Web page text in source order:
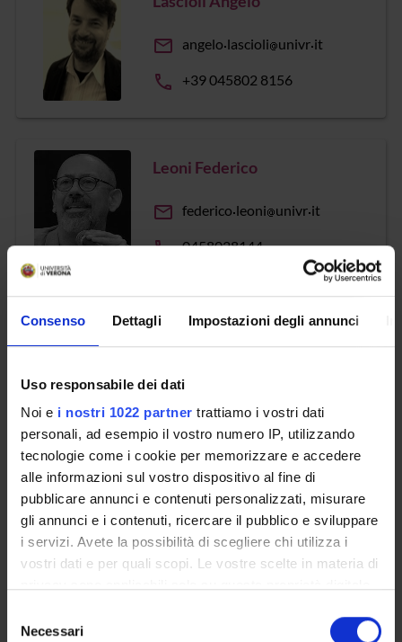
Consenso Dettagli Impostazioni degli annunci
Uso responsabile dei dati
Noi e i nostri 1022 partner trattiamo i vostri dati
personali, ad esempio il vostro numero IP, utilizzando
tecnologie come i cookie per memorizzare e accedere
alle informazioni sul vostro dispositivo al fine di
pubblicare annunci e contenuti personalizzati, misurare
gli annunci e i contenuti, ricercare il pubblico e sviluppare
i servizi. Avete la possibilità di scegliere chi utilizza i
vostri dati e per quali scopi. Le vostre scelte in materia di
modificare o revocare il proprio consenso in qualsiasi
delNecessari
email angelo lascioli univr it
phone +39 045802 8156
Leoni Federico
email federico leoni univr it
phone0458028144
Lonardi Cristina
email cristina
phone045/8028360
Lorini Gualtiero
emailgualtiero lorini univr it